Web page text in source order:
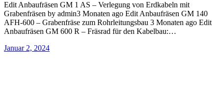
Edit Anbaufräsen GM 1 AS – Verlegung von Erdkabeln mit
Grabenfräsen by admin3 Monaten ago Edit Anbaufräsen GM 140
AFH-600 – Grabenfräse zum Rohrleitungsbau 3 Monaten ago Edit
Anbaufräsen GM 600 R – Fräsrad für den Kabelbau:…
Januar 2, 2024